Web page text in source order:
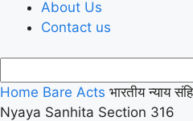
About Us
Contact us
Home Bare Acts भारतीय न्याय
Nyaya Sanhita Section 316